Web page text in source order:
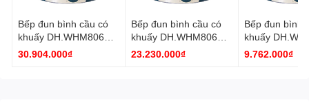
- 1 hướng dẫn sử dụng
Bếp đun bình cầu có
khuấy DH.WHM8061.1
Daihan
30.904.000₫
Bếp đun bình cầu có
khuấy DH.WHM8060.1
Daihan
23.230.000₫
Bếp đun bình
khuấy
Daihan
9.762.000₫